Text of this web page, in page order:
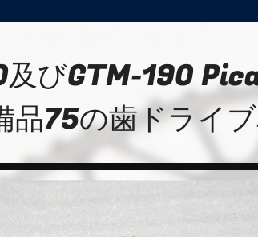
びGTM-190
品75の歯ドライ